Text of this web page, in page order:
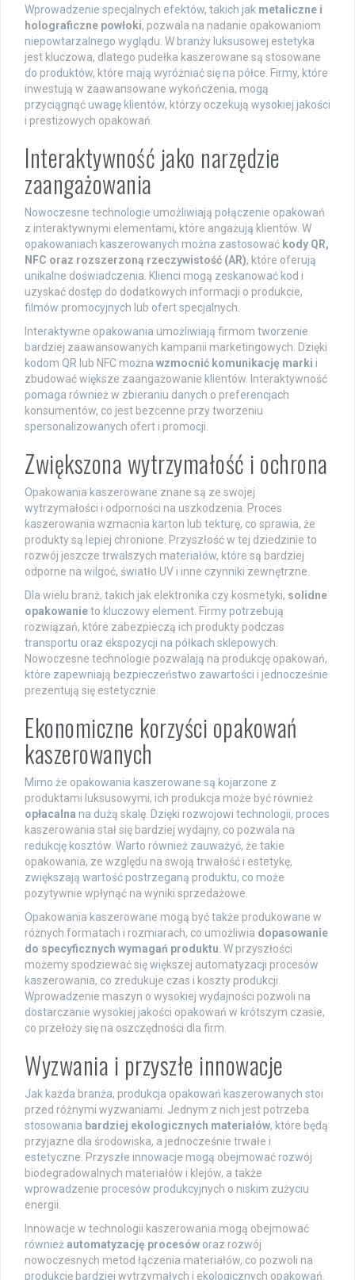
Wprowadzenie specjalnych efektów, takich jak metaliczne i
holograficzne powłoki, pozwala na nadanie opakowaniom
niepowtarzalnego wyglądu. W branży luksusowej estetyka
jest kluczowa, dlatego pudełka kaszerowane są stosowane
do produktów, które mają wyróżniać się na półce. Firmy, które
inwestują w zaawansowane wykończenia, mogą
przyciągnąć uwagę klientów, którzy oczekują wysokiej jakości
i prestiżowych opakowań.
Interaktywność jako narzędzie
zaangażowania
Nowoczesne technologie umożliwiają połączenie opakowań
z interaktywnymi elementami, które angażują klientów. W
opakowaniach kaszerowanych można zastosować kody QR,
NFC oraz rozszerzoną rzeczywistość (AR), które oferują
unikalne doświadczenia. Klienci mogą zeskanować kod i
uzyskać dostęp do dodatkowych informacji o produkcie,
filmów promocyjnych lub ofert specjalnych.
Interaktywne opakowania umożliwiają firmom tworzenie
bardziej zaawansowanych kampanii marketingowych. Dzięki
kodom QR lub NFC można wzmocnić komunikację marki i
zbudować większe zaangażowanie klientów. Interaktywność
pomaga również w zbieraniu danych o preferencjach
konsumentów, co jest bezcenne przy tworzeniu
spersonalizowanych ofert i promocji.
Zwiększona wytrzymałość i ochrona
Opakowania kaszerowane znane są ze swojej
wytrzymałości i odporności na uszkodzenia. Proces
kaszerowania wzmacnia karton lub tekturę, co sprawia, że
produkty są lepiej chronione. Przyszłość w tej dziedzinie to
rozwój jeszcze trwalszych materiałów, które są bardziej
odporne na wilgoć, światło UV i inne czynniki zewnętrzne.
Dla wielu branż, takich jak elektronika czy kosmetyki, solidne
opakowanieto kluczowy element. Firmy potrzebują
rozwiązań, które zabezpieczą ich produkty podczas
transportu oraz ekspozycji na półkach sklepowych.
Nowoczesne technologie pozwalają na produkcję opakowań,
które zapewniają bezpieczeństwo zawartości i jednocześnie
prezentują się estetycznie.
Ekonomiczne korzyści opakowań
kaszerowanych
Mimo że opakowania kaszerowane są kojarzone z
produktami luksusowymi, ich produkcja może być również
opłacalna na dużą skalę. Dzięki rozwojowi technologii, proces
kaszerowania stał się bardziej wydajny, co pozwala na
redukcję kosztów. Warto również zauważyć, że takie
opakowania, ze względu na swoją trwałość i estetykę,
zwiększają wartość postrzeganą produktu, co może
pozytywnie wpłynąć na wyniki sprzedażowe.
Opakowania kaszerowane mogą być także produkowane w
różnych formatach i rozmiarach, co umożliwia dopasowanie
do specyficznych wymagań produktu . W przyszłości
możemy spodziewać się większej automatyzacji procesów
kaszerowania, co zredukuje czas i koszty produkcji.
Wprowadzenie maszyn o wysokiej wydajności pozwoli na
dostarczanie wysokiej jakości opakowań w krótszym czasie,
co przełoży się na oszczędności dla firm.
Wyzwania i przyszłe innowacje
Jak każda branża, produkcja opakowań kaszerowanych stoi
przed różnymi wyzwaniami. Jednym z nich jest potrzeba
stosowania bardziej ekologicznych materiałów, które będą
przyjazne dla środowiska, a jednocześnie trwałe i
estetyczne. Przyszłe innowacje mogą obejmować rozwój
biodegradowalnych materiałów i klejów, a także
wprowadzenie procesów produkcyjnych o niskim zużyciu
energii.
Innowacje w technologii kaszerowania mogą obejmować
również automatyzację procesów oraz rozwój
nowoczesnych metod łączenia materiałów, co pozwoli na
produkcję bardziej wytrzymałych i ekologicznych opakowań.